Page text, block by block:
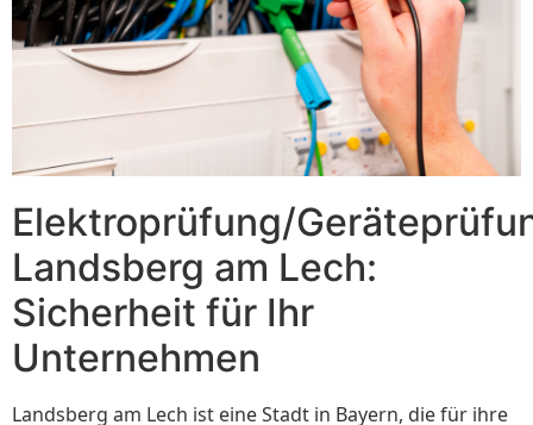
Elektroprüfung/
Landsberg am Lech:
Sicherheit für Ihr
Unternehmen
Landsberg am Lech ist eine Stadt in Bayern, die für ihre